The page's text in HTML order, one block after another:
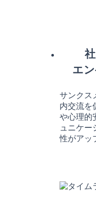
エ
サンクス
内交流を
や心理的
ュニケー
性がアッ